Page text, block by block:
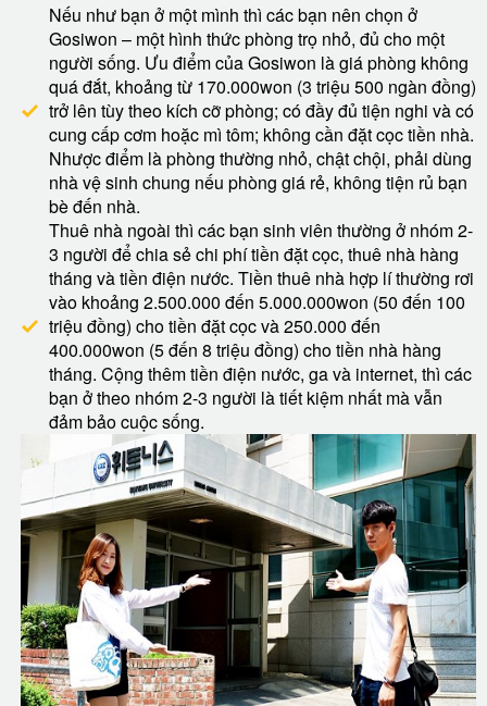
Nếu như bạn ở một mình thì các bạn nên chọn ở
Gosiwon – một hình thức phòng trọ nhỏ, đủ cho một
người sống. Ưu điểm của Gosiwon là giá phòng không
quá đắt, khoảng từ 170.000won (3 triệu 500 ngàn đồng)
trở lên tùy theo kích cỡ phòng; có đầy đủ tiện nghi và có
cung cấp cơm hoặc mì tôm; không cần đặt cọc tiền nhà.
Nhược điểm là phòng thường nhỏ, chật chội, phải dùng
nhà vệ sinh chung nếu phòng giá rẻ, không tiện rủ bạn
bè đến nhà.
Thuê nhà ngoài thì các bạn sinh viên thường ở nhóm 2-
3 người để chia sẻ chi phí tiền đặt cọc, thuê nhà hàng
tháng và tiền điện nước. Tiền thuê nhà hợp lí thường rơi
vào khoảng 2.500.000 đến 5.000.000won (50 đến 100
triệu đồng) cho tiền đặt cọc và 250.000 đến
400.000won (5 đến 8 triệu đồng) cho tiền nhà hàng
tháng. Cộng thêm tiền điện nước, ga và internet, thì các
bạn ở theo nhóm 2-3 người là tiết kiệm nhất mà vẫn
đảm bảo cuộc sống.